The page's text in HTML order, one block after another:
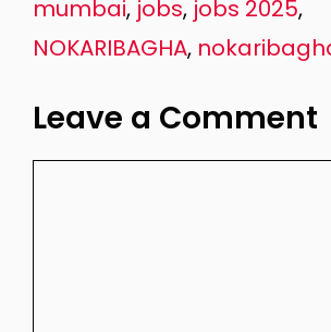
mumbai, jobs, jobs 2025,
NOKARIBAGHA,
Leave a Comment